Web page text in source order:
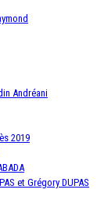
Andréani
2019
et Grégory DUPAS